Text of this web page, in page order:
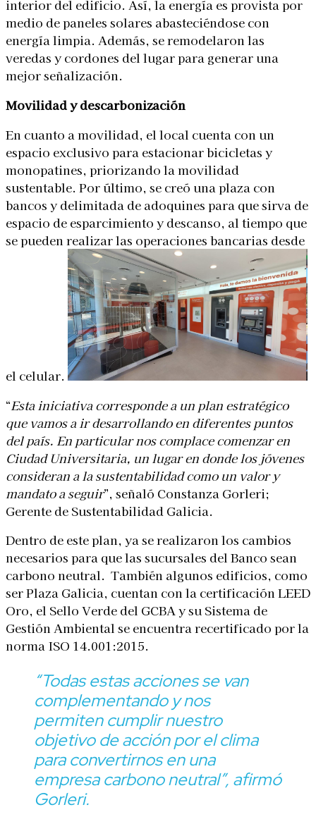
interior del edificio. Así, la energía es provista por
medio de paneles solares abasteciéndose con
energía limpia. Además, se remodelaron las
veredas y cordones del lugar para generar una
mejor señalización.
Movilidad y descarbonización
En cuanto a movilidad, el local cuenta con un
espacio exclusivo para estacionar bicicletas y
monopatines, priorizando la movilidad
sustentable. Por último, se creó una plaza con
bancos y delimitada de adoquines para que sirva de
espacio de esparcimiento y descanso, al tiempo que
se pueden realizar las operaciones bancarias desde
el celular.
“Esta iniciativa corresponde a un plan estratégico
que vamos a ir desarrollando en diferentes puntos
del país. En particular nos complace comenzar en
Ciudad Universitaria, un lugar en donde los jóvenes
consideran a la sustentabilidad como un valor y
mandato a seguir”, señaló Constanza Gorleri;
Gerente de Sustentabilidad Galicia.
Dentro de este plan, ya se realizaron los cambios
necesarios para que las sucursales del Banco sean
carbono neutral. También algunos edificios, como
ser Plaza Galicia, cuentan con la certificación LEED
Oro, el Sello Verde del GCBA y su Sistema de
Gestión Ambiental se encuentra recertificado por la
norma ISO 14.001:2015.
“Todas estas acciones se van
complementando y nos
permiten cumplir nuestro
objetivo de acción por el clima
para convertirnos en una
empresa carbono neutral”, afirmó
Gorleri.